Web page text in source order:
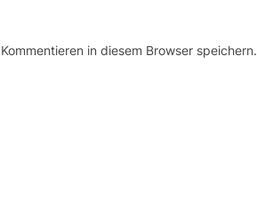
in diesem Browser speichern.